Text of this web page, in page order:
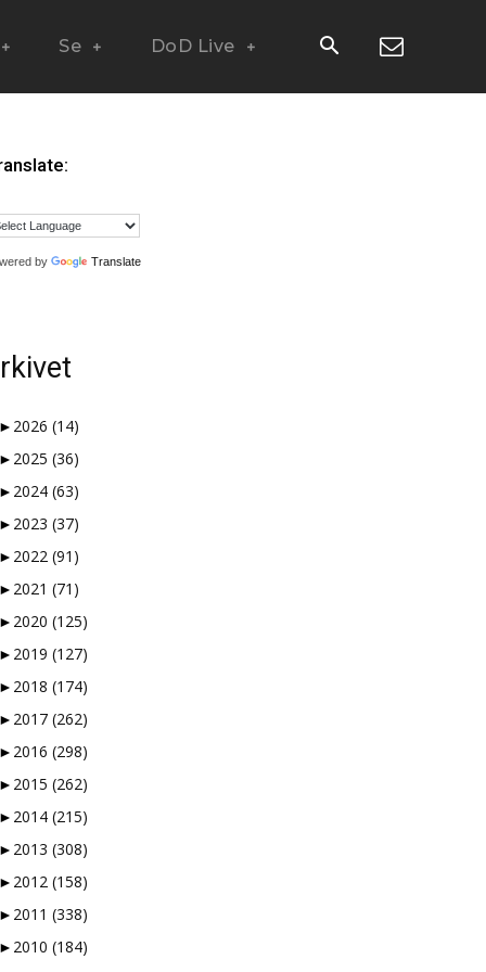
en nisjeblogg, så
og vi å kaste bort tid.
logge inn…
skal vurderes.
styrer unna
knappen.
og sjekket alt, så en
Se DoD Live
by Translate
► 2026 (14)
► 2025 (36)
► 2024 (63)
► 2023 (37)
► 2022 (91)
► 2021 (71)
► 2020 (125)
► 2019 (127)
► 2018 (174)
► 2017 (262)
► 2016 (298)
► 2015 (262)
► 2014 (215)
► 2013 (308)
► 2012 (158)
► 2011 (338)
► 2010 (184)